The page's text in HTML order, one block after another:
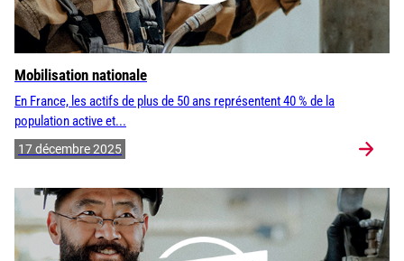
Mobilisation nationale
En France, les actifs de plus de 50 ans représentent 40 % de la
population active et...
17 décembre 2025